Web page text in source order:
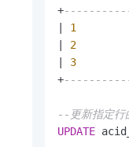
+
1
2
3
+
--更新指定行
UPDATE